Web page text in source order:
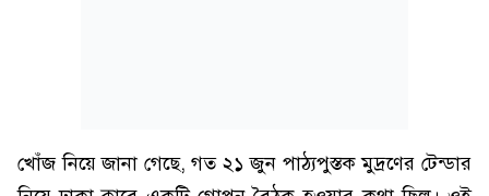
খোঁজ নিয়ে জানা গেছে, গত ২১ জুন পাঠ্যপুস্তক মুদ্রণের টেন্ডার